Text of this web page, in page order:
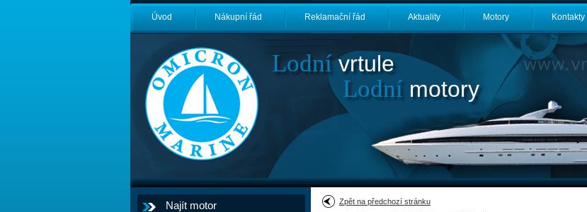
Úvod Nákupní řád Reklamační řád Aktuality Motory Kontakty
Lodnívrtule
Lodnímotory
Najít motor
Zpět na předchozí stránku